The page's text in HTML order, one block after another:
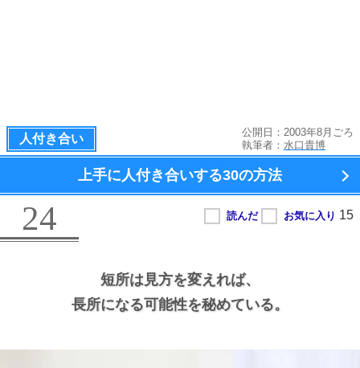
人付き合い
公開日：2003年8月ごろ
執筆者： 水口貴博
上手に人付き合いする30の方法
24
短所は見方を変えれば、
長所になる可能性を秘めている。